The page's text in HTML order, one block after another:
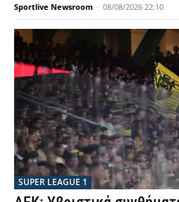
Sportlive Newsroom - 08/08/2026 22:10
SUPER LEAGUE 1